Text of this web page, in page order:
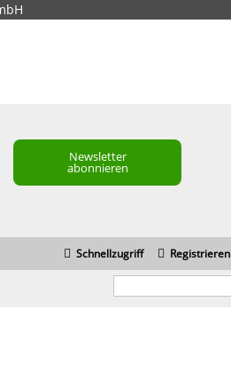
Newsletter
abonnieren
Schnellzugriff Registrieren